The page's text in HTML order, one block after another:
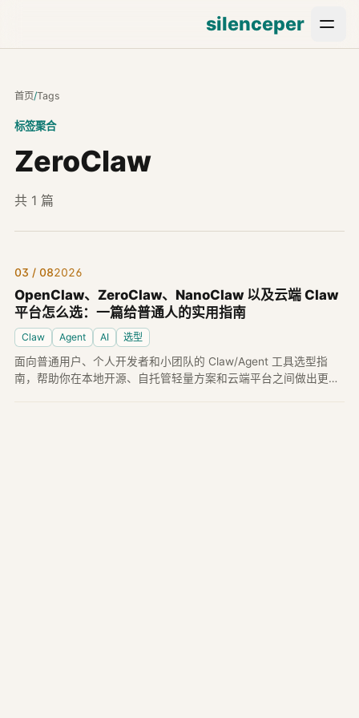
silenceper
首页/Tags
标签聚合
ZeroClaw
共 1 篇
03 / 082026
OpenClaw、ZeroClaw、NanoClaw 以及云端 Claw
平台怎么选：一篇给普通人的实用指南
Claw Agent AI 选型
面向普通用户、个人开发者和小团队的 Claw/Agent 工具选型指
南，帮助你在本地开源、自托管轻量方案和云端平台之间做出更合